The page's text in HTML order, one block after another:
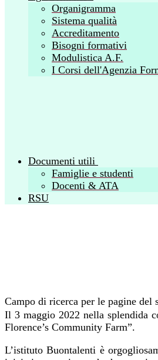
Organigramma
Sistema qualità
Accreditamento
Bisogni formativi
Modulistica A.F.
I Corsi dell'Agenzia
Documenti utili
Famiglie e studenti
Docenti & ATA
RSU
Campo di ricerca per le pagine del
Il 3 maggio 2022 nella splendida
Florence’s Community Farm”.
L’istituto Buontalenti è